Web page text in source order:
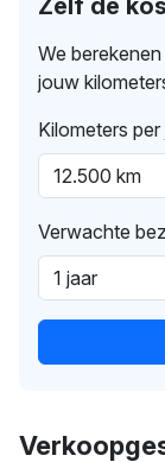
We
jouw
Kilometers per
Verwachte